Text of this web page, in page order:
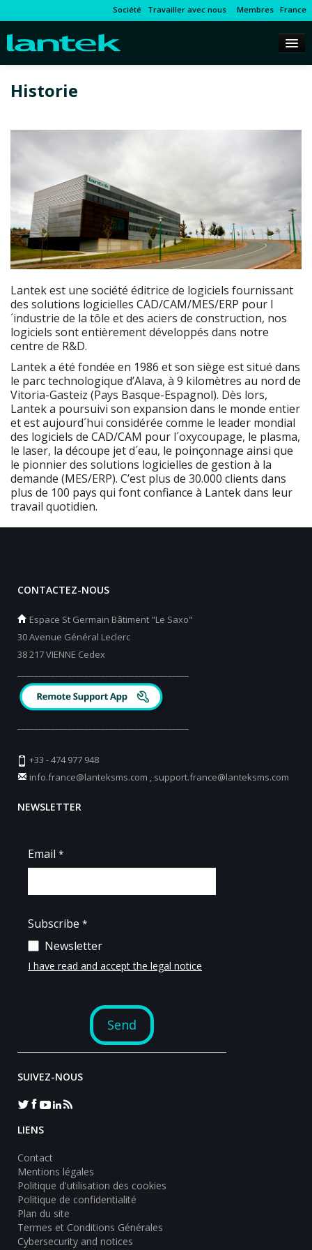
Société Travailler avec nous Membres France
Historie
Lantek est une société éditrice de logiciels fournissant
des solutions logicielles CAD/CAM/MES/ERP pour l
´industrie de la tôle et des aciers de construction, nos
logiciels sont entièrement développés dans notre
centre de R&D.
Lantek a été fondée en 1986 et son siège est situé dans
le parc technologique d’Alava, à 9 kilomètres au nord de
Vitoria-Gasteiz (Pays Basque-Espagnol). Dès lors,
Lantek a poursuivi son expansion dans le monde entier
et est aujourd´hui considérée comme le leader mondial
des logiciels de CAD/CAM pour l´oxycoupage, le plasma,
le laser, la découpe jet d´eau, le poinçonnage ainsi que
le pionnier des solutions logicielles de gestion à la
demande (MES/ERP). C’est plus de 30.000 clients dans
plus de 100 pays qui font confiance à Lantek dans leur
travail quotidien.
CONTACTEZ-NOUS
Espace St Germain Bâtiment "Le Saxo"
30 Avenue Général Leclerc
38 217 VIENNE Cedex
+33 - 474 977 948
info.france@lanteksms.com , support.france@lanteksms.com
NEWSLETTER
SUIVEZ-NOUS
LIENS
Contact
Mentions légales
Politique d'utilisation des cookies
Politique de confidentialité
Plan du site
Termes et Conditions Générales
Cybersecurity and notices